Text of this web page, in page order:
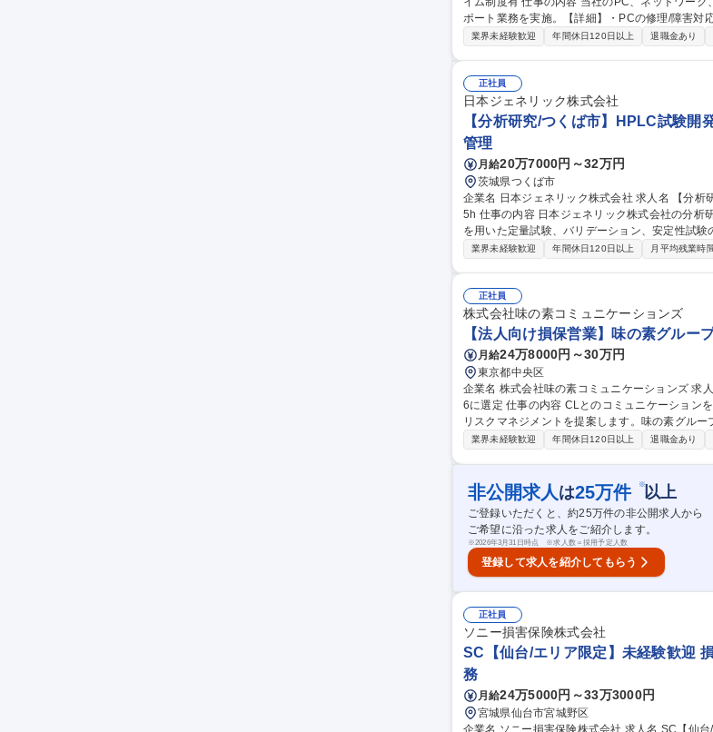
ポート業務を実施。【詳細】・PCの修理/障害対
等のPC導入支援 ・クラウド商材やネットワークの提案/構築/サポート ・顧客のニーズを踏まえた付加価値やソリ
きますので、しっかりキャリアを形成できる環境です。 募集職種 福岡【カスタマーエンジニア】世界
PCを開発/フレックスタイム制度有
業界未経験歓迎 年間休日120日以上 退職金あり
正社員
日本ジェネリック株式会社
【分析研究/つくば市】HPLC試験
管理
月給20万7000円～32万円
茨城県つくば市
企業名 日本ジェネリック株式会社 求人名 【分析研究/つくば市】HPLC試験開発から申請資料作成まで／残業月1
5h 仕事の内容 日本ジェネリック株式会社の分析研究部にて、医薬品の分析法開発および申請業務を担当。HPLC
を用いた定量試験、バリデーション、安定性試
従事します。 【業務内容】■HPLCを用いた試験法開発・バリデーション ■安定性試験・溶出試験の実施 ■試験計
テーマに携わることができ、専門性を磨き続けられます。 募集職種 【分析研究/つくば市】HPLC
請資料作成まで／残業月15h
業界未経験歓迎 年間休日120日以上 月平均残業時
正社員
株式会社味の素コミュニケーションズ
【法人向け損保営業】味の素グルー
月給24万8000円～30万円
東京都中央区
企業名 株式会社味の素コミュニケーションズ 求人名 【法人向け損保営業】味の素グループ/健康経営優良法人202
6に選定 仕事の内容 CLとのコミュニケーションを通じ企業の経営課題やリスクを分析、最適な保険プログラムや
リスクマネジメントを提案します。味の素グル
に従事します。 ■法人顧客への訪問・ヒアリング ■既存顧客の契約管理・更新手続き ■企業リスク分析 ■事業継続
選定
業界未経験歓迎 年間休日120日以上 退職金あり
非公開求人 は25万件 ※以上
ご登録いただくと、約25万件の非公開求人から
ご希望に沿った求人をご紹介します。
※2026年3月31日時点 ※求人数＝採用予定人数
登録して求人を紹介してもらう
正社員
ソニー損害保険株式会社
SC【仙台/エリア限定】未経験歓迎
務
月給24万5000円～33万3000円
宮城県仙台市宮城野区
企業名 ソニー損害保険株式会社 求人名 SC【仙台/エリア限定】未経験歓迎★損害サービス/自動車保険/転勤無/研